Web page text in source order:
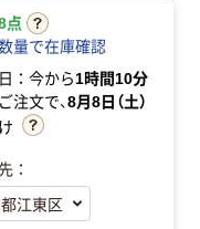
点
量で在庫確認
：今から1時間10分
注文で、8月8日（土）
：